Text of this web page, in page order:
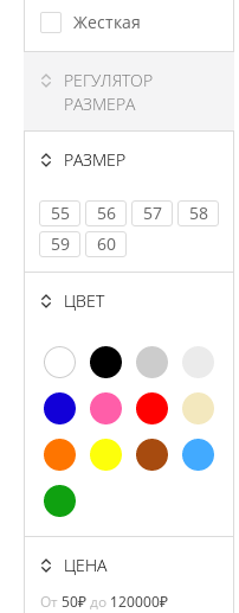
Жесткая
РЕГУЛЯТОР
РАЗМЕРА
РАЗМЕР
55 56 57
58
59
60
ЦВЕТ
ЦЕНА
От 50₽до 120000₽